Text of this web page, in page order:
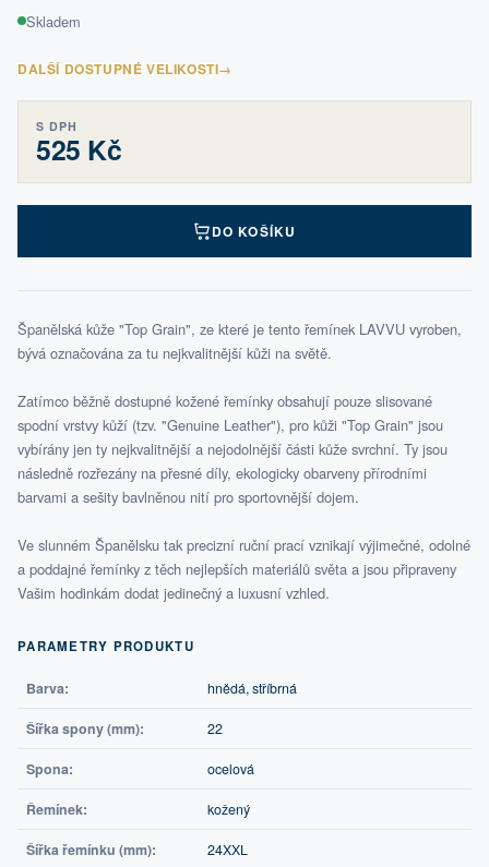
Skladem
DALŠÍ DOSTUPNÉ VELIKOSTI→
S DPH
525 Kč
DO KOŠÍKU
Španělská kůže "Top Grain", ze které je tento řemínek LAVVU vyroben,
bývá označována za tu nejkvalitnější kůži na světě.
Zatímco běžně dostupné kožené řemínky obsahují pouze slisované
spodní vrstvy kůží (tzv. "Genuine Leather"), pro kůži "Top Grain" jsou
vybírány jen ty nejkvalitnější a nejodolnější části kůže svrchní. Ty jsou
následně rozřezány na přesné díly, ekologicky obarveny přírodními
barvami a sešity bavlněnou nití pro sportovnější dojem.
Ve slunném Španělsku tak precizní ruční prací vznikají výjimečné, odolné
a poddajné řemínky z těch nejlepších materiálů světa a jsou připraveny
Vašim hodinkám dodat jedinečný a luxusní vzhled.
PARAMETRY PRODUKTU
Barva: hnědá, stříbrná
Šířka spony (mm): 22
Spona: ocelová
Řemínek: kožený
Šířka řemínku (mm): 24XXL